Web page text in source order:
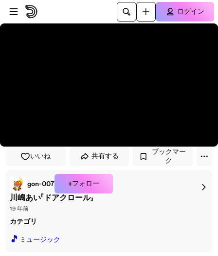
プレイヤーにスキップ
メインコンテンツにスキップ
ログイン
いいね 共有する
ブックマー
ク
gon-007 +フォロー
川嶋あい「ドアクロール」
19 年前
カテゴリ
🎵 ミュージック